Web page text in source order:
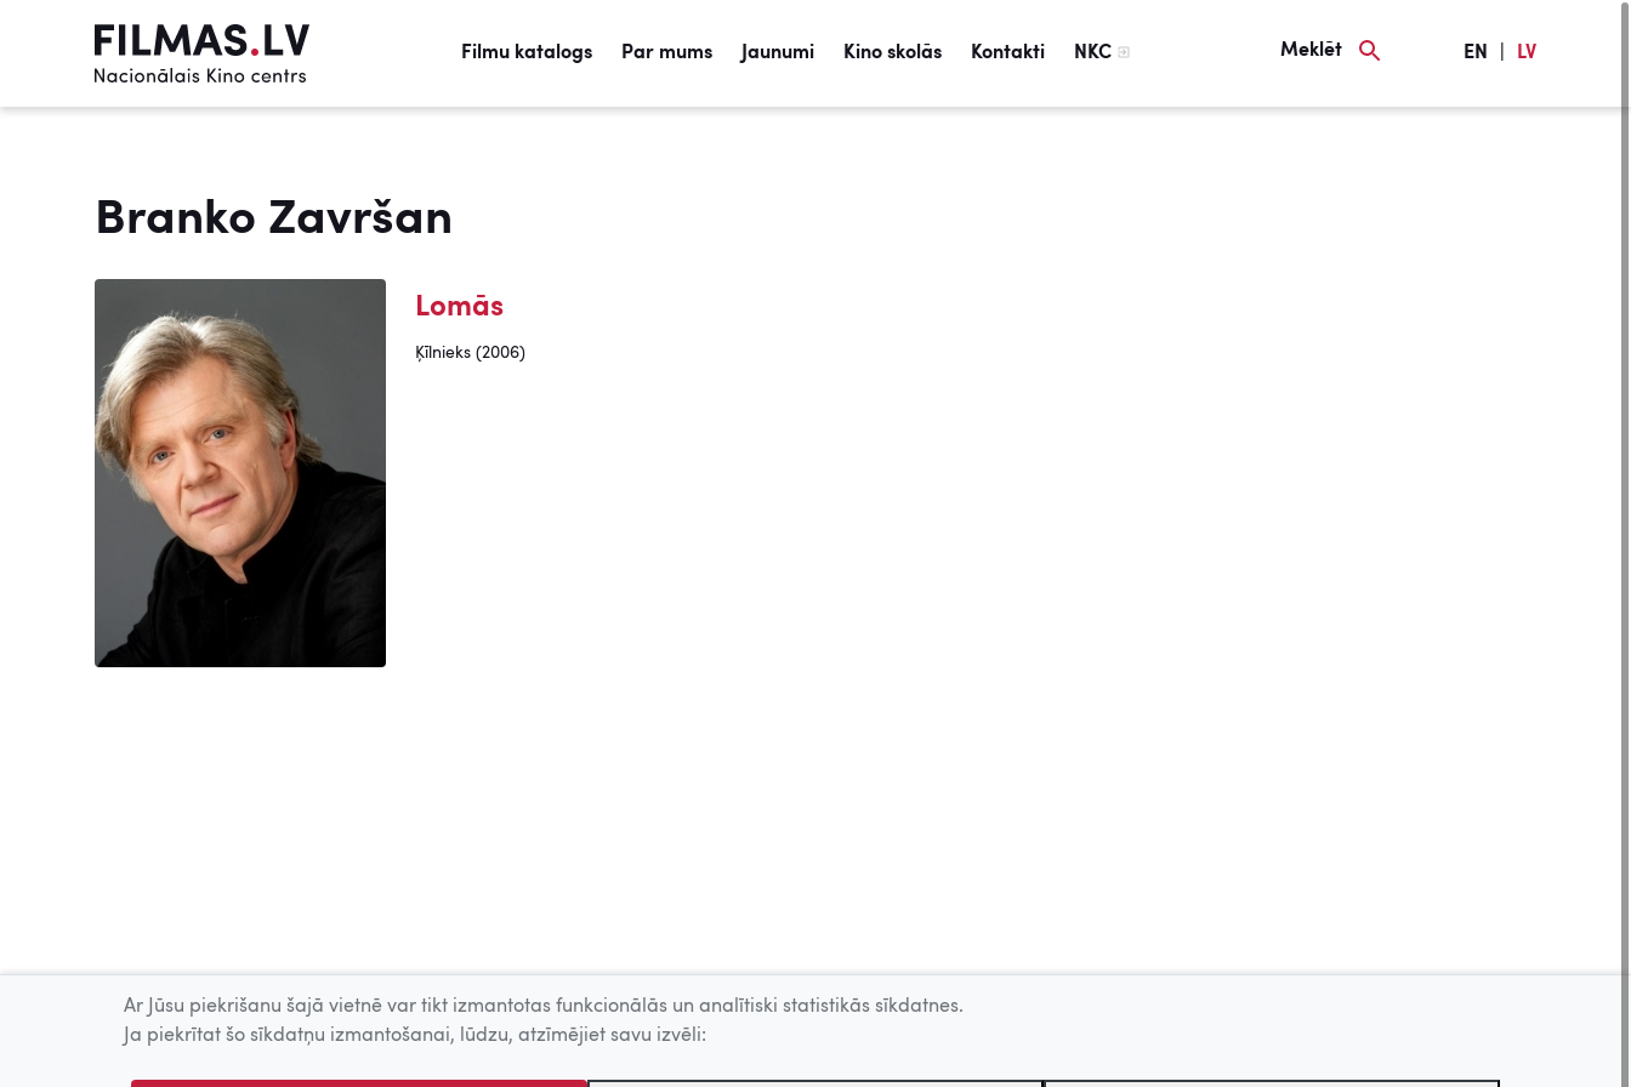
Filmu katalogs Par mums Jaunumi Kino skolās Kontakti NKC Meklēt EN LV
Branko Završan
Lomās
Ķīlnieks (2006)
Ar Jūsu piekrišanu šajā vietnē var tikt izmantotas funkcionālās un analītiski statistikās sīkdatnes.
Ja piekrītat šo sīkdatņu izmantošanai, lūdzu, atzīmējiet savu izvēli: